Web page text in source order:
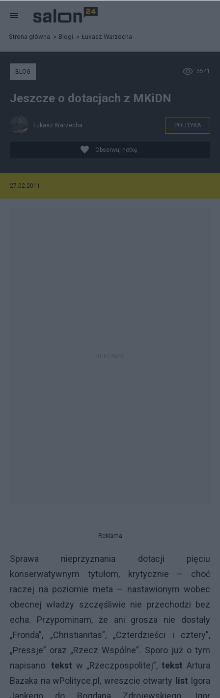
Strona główna Blogi Łukasz Warzecha
5541
BLOG
Jeszcze o dotacjach z MKiDN
Łukasz Warzecha POLITYKA
Obserwuj notkę
27.02.2011
Reklama
Sprawa nieprzyznania dotacji pięciu
konserwatywnym tytułom, krytycznie – choć
raczej na poziomie meta – nastawionym wobec
obecnej władzy szczęśliwie nie przechodzi bez
echa. Przypominam, że ani grosza nie dostały
„Fronda”, „Christianitas”, „Czterdzieści i cztery”,
„Pressje” oraz „Rzecz Wspólne”. Sporo już o tym
napisano: tekst w „Rzeczpospolitej”,tekst Artura
Bazaka na wPolityce.pl, wreszcie otwarty
list Igora
Jankego do Bogdana Zdrojewskiego. Igor